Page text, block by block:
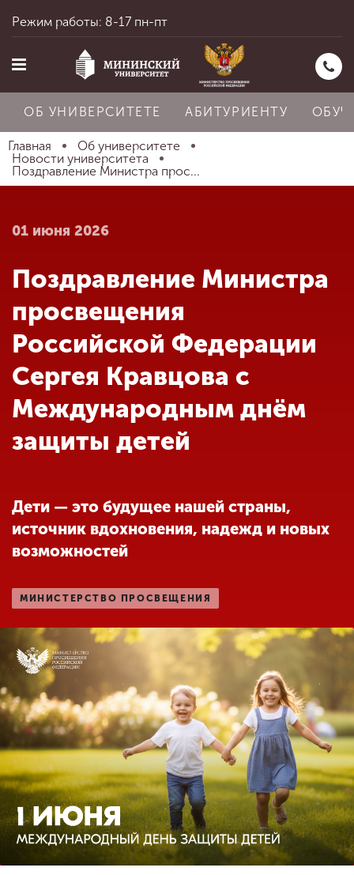
Главная
Абитуриенту
Обучение
Наука
Другие виды
деятельности
Студенческая жизнь
Сведения об
образовательной
организации
ENG SPN CHI
Приемная
комиссия
+7 (831) 262-26-20
Режим работы: 8-17 пн-пт
ОБ УНИВЕРСИТЕТЕ АБИТУРИЕНТУ
Главная
Об университете
Новости университета
Поздравление Министра прос...
01 июня 2026
Поздравление Министра
просвещения
Российской Федерации
Сергея Кравцова с
Международным днём
защиты детей
Дети — это будущее нашей страны,
источник вдохновения, надежд и новых
возможностей
МИНИСТЕРСТВО ПРОСВЕЩЕНИЯ